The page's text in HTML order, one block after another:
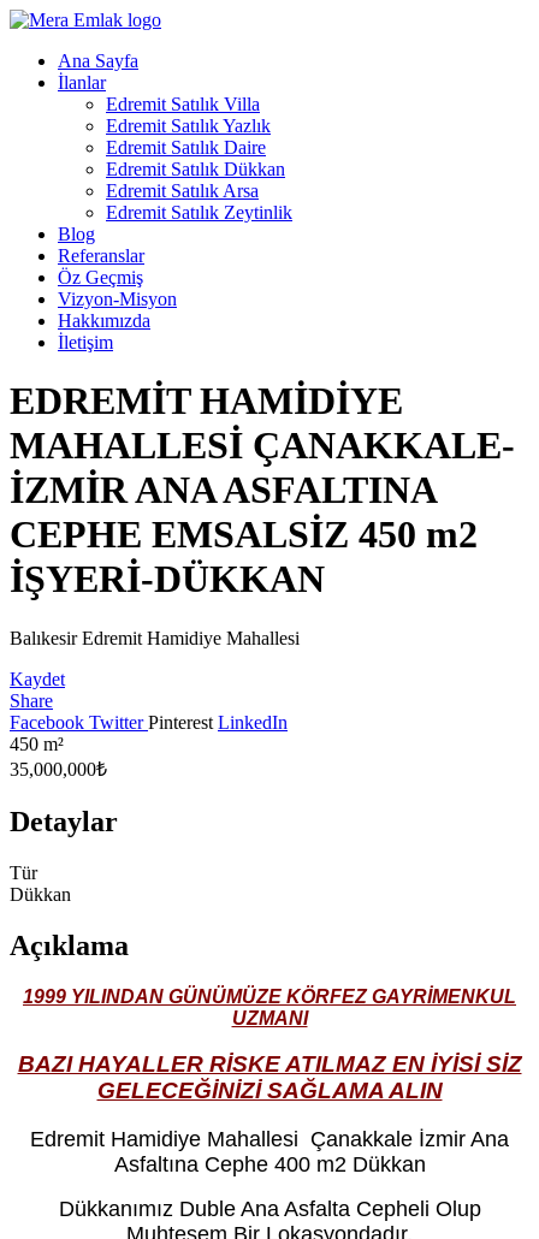
Ana Sayfa
İlanlar
Edremit Satılık Villa
Edremit Satılık Yazlık
Edremit Satılık Daire
Edremit Satılık Dükkan
Edremit Satılık Arsa
Edremit Satılık Zeytinlik
Blog
Referanslar
Öz Geçmiş
Vizyon-Misyon
Hakkımızda
İletişim
EDREMİT HAMİDİYE
MAHALLESİ ÇANAKKALE-
İZMİR ANA ASFALTINA
CEPHE EMSALSİZ 450 m2
İŞYERİ-DÜKKAN
Balıkesir Edremit Hamidiye Mahallesi
Kaydet
Share
Facebook TwitterPinterest LinkedIn
450 m²
35,000,000₺
Detaylar
Tür
Dükkan
Açıklama
1999 YILINDAN GÜNÜMÜZE KÖRFEZ GAYRİMENKUL
UZMANI
BAZI HAYALLER RİSKE ATILMAZ EN İYİSİ SİZ
GELECEĞİNİZİ SAĞLAMA ALIN
Edremit Hamidiye Mahallesi Çanakkale İzmir Ana
Asfaltına Cephe 400 m2 Dükkan
Dükkanımız Duble Ana Asfalta Cepheli Olup
Muhteşem Bir Lokasyondadır.